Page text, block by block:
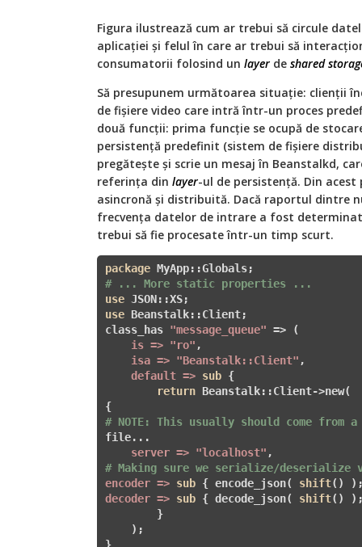
Figura ilustrează cum ar trebui să circule
aplicației și felul în care ar trebui să
consumatorii folosind un layer de shared
Să presupunem următoarea situație: clienții
de fișiere video care intră într-un proces
două funcții: prima funcție se ocupă de
persistență predefinit (sistem de fișiere
pregătește și scrie un mesaj în Beanstalkd,
referința din layer-ul de persistență. Din
asincronă și distribuită. Dacă raportul dintre
frecvența datelor de intrare a fost
trebui să fie procesate într-un timp scurt.
package
# ... More static properties ...
use
use Beanstalk::Client;
class_has "message_queue" => (
is => "ro" ,
isa => "Beanstalk::Client" ,
default => sub {
return Beanstalk::Client->new(
# NOTE: This usually should come from
file...
server => "localhost"
# Making sure we serialize/deserialize
encoder => sub { encode_json( shift
decoder => sub { decode_json( shift()
        }
    );